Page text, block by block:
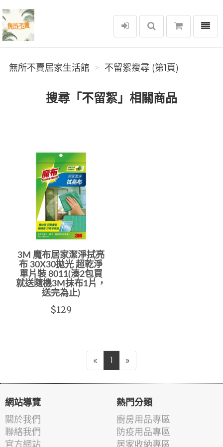
無所不賣居家生活館
選單
無所不賣居家生活館 不留絮搜尋 (第1頁)
搜尋「不留絮」相關商品
3M 魔布居家潔淨拭亮
布 30X30拋光 超乾淨
單片裝 8011(湊2包買
就送隨機3M抹布1片，
送完為止)
$129
« 1 »
網站導覽
關於我們
聯絡我們
官方網站
熱門分類
廚房用品專區
防疫用品專區
居家收納專區